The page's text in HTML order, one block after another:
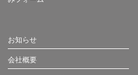
お知らせ
会社概要